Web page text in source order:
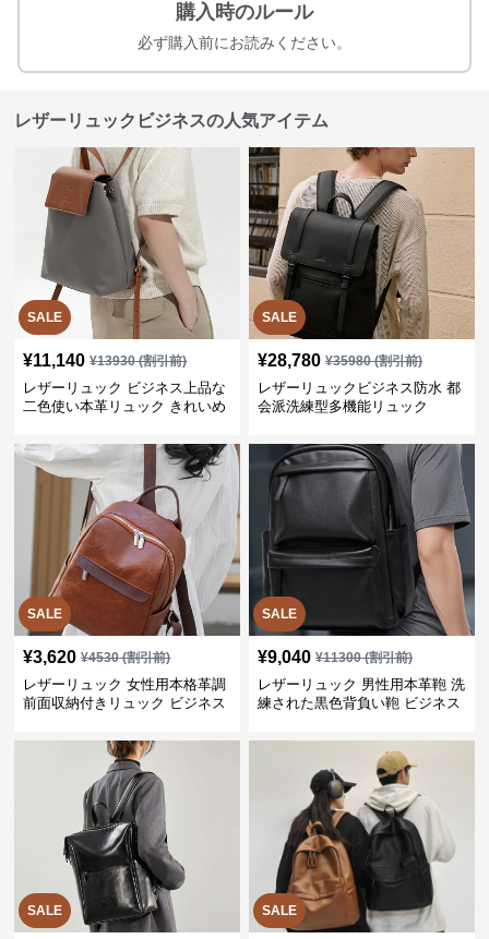
購入時のルール
必ず購入前にお読みください。
レザーリュックビジネスの人気アイテム
SALE
¥11,140 ¥13930(割引前)
レザーリュック ビジネス上品な
二色使い本革リュック きれいめ
SALE
¥28,780 ¥35980(割引前)
レザーリュックビジネス防水 都
会派洗練型多機能リュック
SALE
¥3,620 ¥4530(割引前)
レザーリュック 女性用本格革調
前面収納付きリュック ビジネス
SALE
¥9,040 ¥11300(割引前)
レザーリュック 男性用本革鞄 洗
練された黒色背負い鞄 ビジネス
SALE SALE